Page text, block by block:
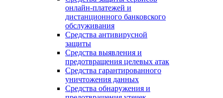
онлайн-платежей и
дистанционного банковского
обслуживания
Средства антивирусной
защиты
Средства выявления и
предотвращения целевых атак
Средства гарантированного
уничтожения данных
Средства обнаружения и